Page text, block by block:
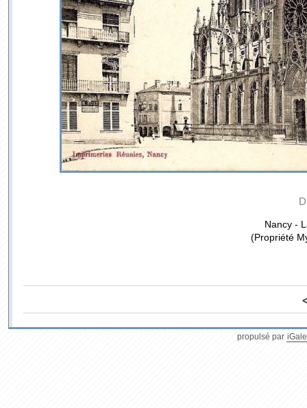
Nancy -
(Propriété
propulsé par